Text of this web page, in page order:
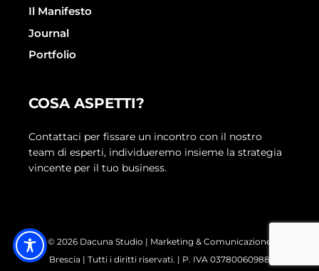
Il Manifesto
Journal
Portfolio
COSA ASPETTI?
Contattaci per fissare un incontro con il nostro
team di esperti, individueremo insieme la strategia
vincente per il tuo business.
© 2026 Dacuna Studio | Marketing & Comunicazione
Brescia | Tutti i diritti riservati. | P. IVA 03780060988